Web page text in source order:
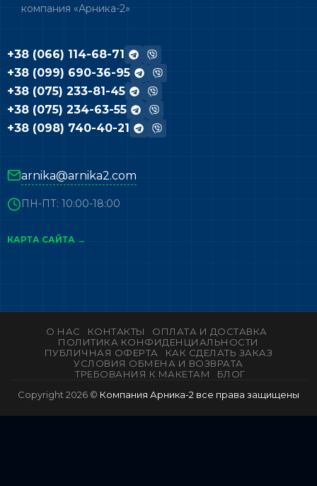
компания «Арника-2»
+38 (066) 114-68-71
+38 (099) 690-36-95
+38 (075) 233-81-45
+38 (075) 234-63-55
+38 (098) 740-40-21
arnika@arnika2.com
ПН-ПТ: 10:00-18:00
КАРТА САЙТА →
О НАС КОНТАКТЫ
ОПЛАТА И ДОСТАВКА
ПОЛИТИКА КОНФИДЕНЦИАЛЬНОСТИ
ПУБЛИЧНАЯ ОФЕРТА
КАК СДЕЛАТЬ ЗАКАЗ
УСЛОВИЯ ОБМЕНА И ВОЗВРАТА
ТРЕБОВАНИЯ К МАКЕТАМ
БЛОГ
Copyright 2026 © Компания Арника-2 все права защищены